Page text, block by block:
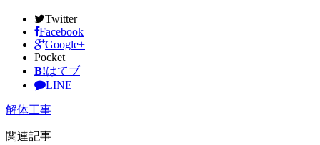
Twitter
Facebook
Google+
Pocket
B!はてブ
LINE
解体工事
関連記事